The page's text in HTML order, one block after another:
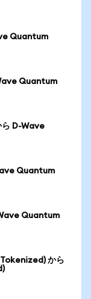
Quantum
Quantum
D-Wave
Quantum
Quantum
から